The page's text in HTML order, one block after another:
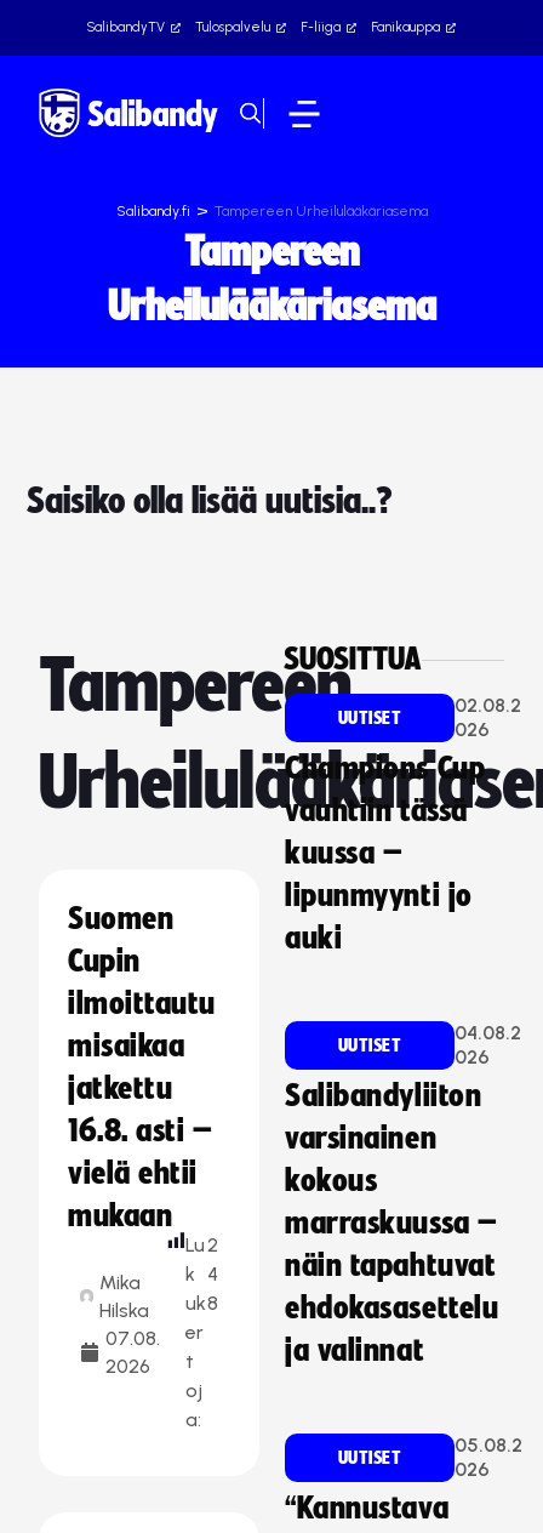
SalibandyTV Tulospalvelu F-liiga Fanikauppa
Salibandy.fi > Tampereen Urheilulääkäriasema
Tampereen
Urheilulääkäriasema
Saisiko olla lisää uutisia..?
Tampereen
Suomen
Cupin
ilmoittautu
misaikaa
jatkettu
16.8. asti –
vielä ehtii
mukaan
Mika
Hilska
07.08.
2026
Lu
k
uk
er
t
oj
a:
2
4
8
SUOSITTUA
UUTISET
02.08.2
026
Champions Cup
vauhtiin tässä
kuussa –
lipunmyynti jo
auki
UUTISET
04.08.2
026
Salibandyliiton
varsinainen
kokous
marraskuussa –
näin tapahtuvat
ehdokasasettelu
ja valinnat
UUTISET
05.08.2
026
“Kannustava